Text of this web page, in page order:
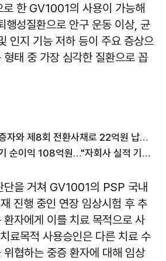
한 GV1001의 사용이 가능해
행성질환으로 안구 운동 이상, 균
인지 기능 저하 등이 주요 증상으
형태 중 가장 심각한 질환으로 꼽
넥스턴바이오, 유상증자와 제8회 전환사채로 22억원 납입완료
넥스턴바이오, 상반기 순이익 108억원…"자회사 실적 기여로 흑자전환"
단을 거쳐 GV1001의 PSP 국내
진행 중인 연장 임상시험 후 추
자에게 이를 치료 목적으로 사
료목적 사용승인은 다른 치료 수
협하는 중증 환자에 대해 임상